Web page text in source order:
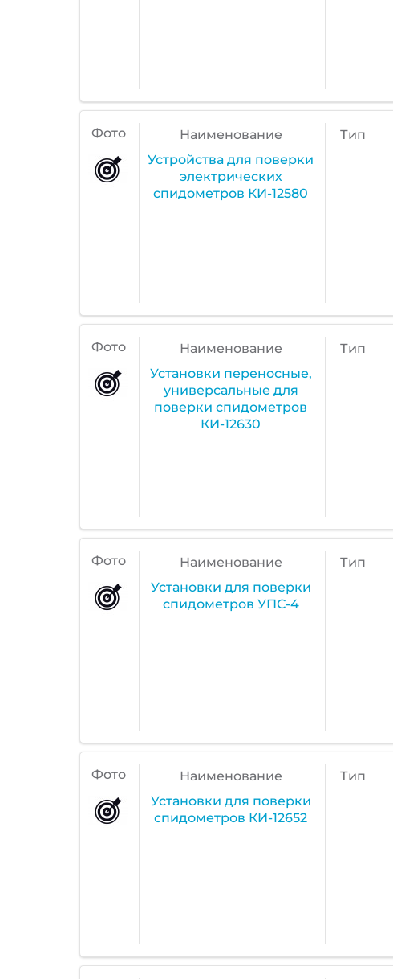
Фото
Наименование
Устройства для поверки
электрических
спидометров КИ-12580
Тип
Фото
Наименование
Установки переносные,
универсальные для
поверки спидометров
КИ-12630
Тип
Фото
Наименование
Установки для поверки
спидометров УПС-4
Тип
Фото
Наименование
Установки для поверки
спидометров КИ-12652
Тип